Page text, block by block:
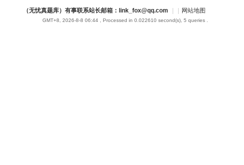
（无忧真题库）有事联系站长邮箱：link_fox@qq.com 网站地图
GMT+8, 2026-8-8 06:44 , Processed in 0.022610 second(s), 5 queries .